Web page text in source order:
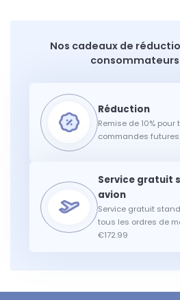
Nos cadeaux de
Remise de 10% pour
commandes futures
Service gratuit
tous les ordres de
€172.99